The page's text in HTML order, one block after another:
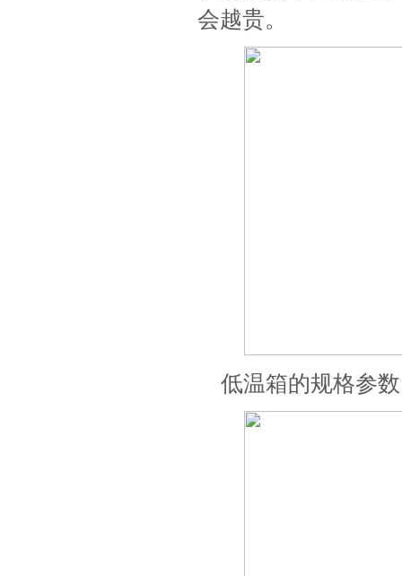
会越贵。
低温箱的规格参